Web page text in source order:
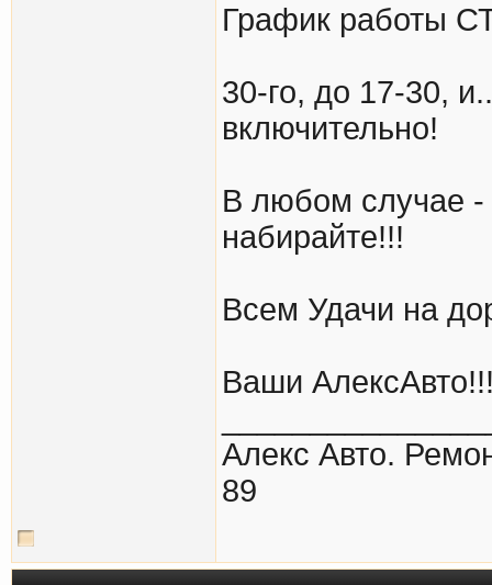
График работы
30-го, до 17-30,
включительно!
В любом случае -
набирайте!!!
Всем Удачи на
Ваши
Алекс Авто.
89